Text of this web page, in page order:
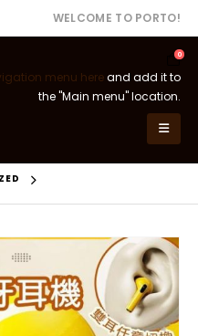
WELCOME TO PORTO!
0
menu hereand add it to
the "Main menu" location.